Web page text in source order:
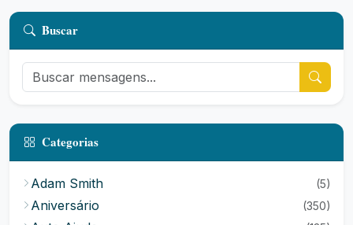
Buscar
Categorias
Adam Smith (5)
Aniversário (350)